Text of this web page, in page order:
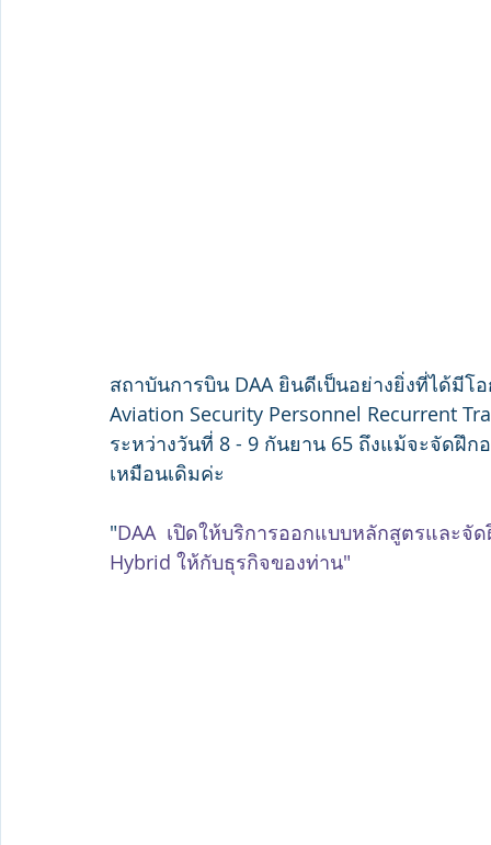
สถาบันการบิน DAA ยินดีเป็นอย่างยิ่งที่ได้มี
Aviation Security Personnel Recurrent
ระหว่างวันที่ 8 - 9 กันยาน 65 ถึงแม้จะจัดฝึ
เหมือนเดิมค่ะ
"DAA  เปิดให้บริการออกแบบหลักสูตรและจั
Hybrid ให้กับธุรกิจของท่าน"